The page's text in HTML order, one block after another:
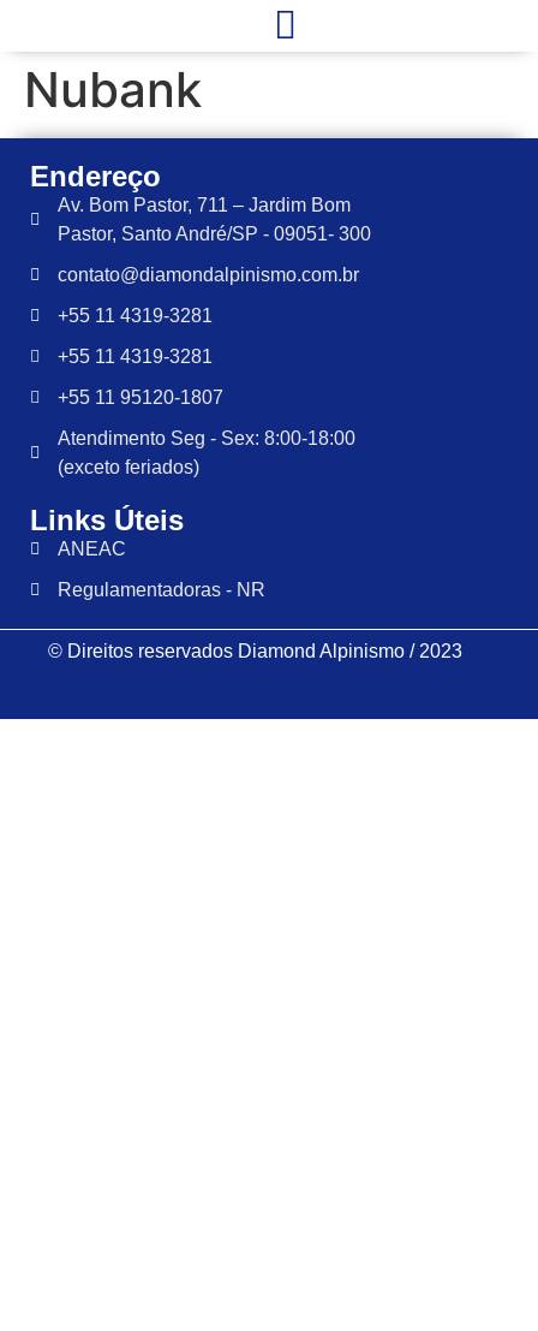
Nubank
Endereço
Av. Bom Pastor, 711 – Jardim Bom
Pastor, Santo André/SP - 09051- 300
contato@diamondalpinismo.com.br
+55 11 4319-3281
+55 11 4319-3281
+55 11 95120-1807
Atendimento Seg - Sex: 8:00-18:00
(exceto feriados)
Links Úteis
ANEAC
Regulamentadoras - NR
© Direitos reservados Diamond Alpinismo / 2023